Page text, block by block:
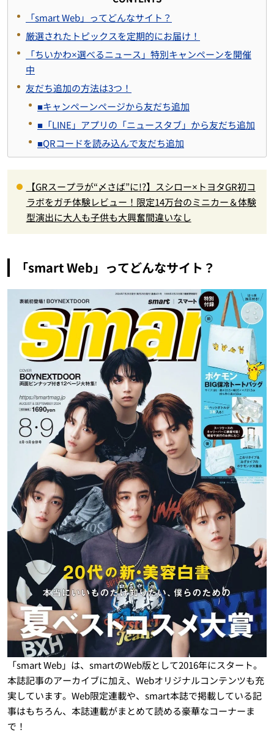
「smart Web」ってどんなサイト？
厳選されたトピックスを定期的にお届け！
「ちいかわ×選べるニュース」特別キャンペーンを開催
中
友だち追加の方法は3つ！
■キャンペーンページから友だち追加
■「LINE」アプリの「ニュースタブ」から友だち追加
■QRコードを読み込んで友だち追加
【GRスープラが“〆さば”に!?】スシロー×トヨタGR初コ
ラボをガチ体験レビュー！限定14万台のミニカー＆体験
型演出に大人も子供も大興奮間違いなし
「smart Web」ってどんなサイト？
「smart Web」は、smartのWeb版として2016年にスタート。
本誌記事のアーカイブに加え、Webオリジナルコンテンツも充
実しています。Web限定連載や、smart本誌で掲載している記
事はもちろん、本誌連載がまとめて読める豪華なコーナーま
で！